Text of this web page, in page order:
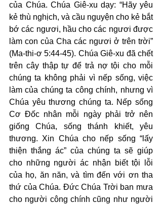
của Chúa. Chúa Giê-xu dạy: “Hãy yêu
kẻ thù nghịch, và cầu nguyện cho kẻ bắt
bớ các ngươi, hầu cho các ngươi được
làm con của Cha các ngươi ở trên trời”
(Ma-thi-ơ 5:44-45). Chúa Giê-xu đã chết
trên cây thập tự để trả nợ tội cho mỗi
chúng ta không phải vì nếp sống, việc
làm của chúng ta công chính, nhưng vì
Chúa yêu thương chúng ta. Nếp sống
Cơ Đốc nhân mỗi ngày phải trở nên
giống Chúa, sống thánh khiết, yêu
thương. Xin Chúa cho nếp sống “lấy
thiện thắng ác” của chúng ta sẽ giúp
cho những người ác nhận biết tội lỗi
của họ, ăn năn, và tìm đến với ơn tha
thứ của Chúa. Đức Chúa Trời ban mưa
cho người công chính cũng như người